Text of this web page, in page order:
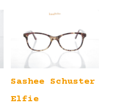
Sashee Schuster
Elfie